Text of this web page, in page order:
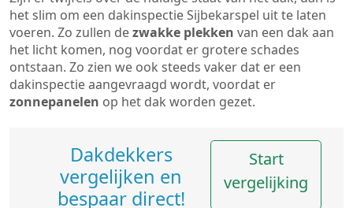
het slim om een dakinspectie Sijbekarspel uit te laten
voeren. Zo zullen dezwakke plekken van een dak aan
het licht komen, nog voordat er grotere schades
ontstaan. Zo zien we ook steeds vaker dat er een
dakinspectie aangevraagd wordt, voordat er
zonnepanelen op het dak worden gezet.
Dakdekkers
vergelijken en
bespaar direct!
Start
vergelijking